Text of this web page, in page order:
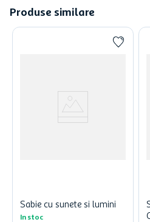
Produse similare
Sabie cu sunete si lumini
In stoc